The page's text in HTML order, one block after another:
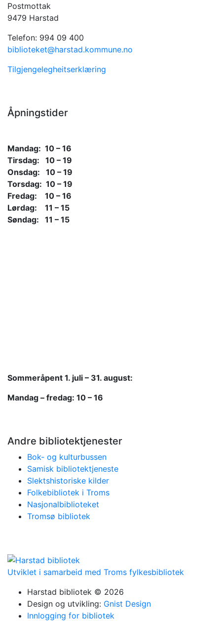
Postmottak
9479 Harstad
Telefon: 994 09 400
biblioteket@harstad.kommune.no
Tilgjengelegheitserklæring
Åpningstider
Mandag: 10 – 16
Tirsdag: 10 – 19
Onsdag: 10 – 19
Torsdag: 10 – 19
Fredag: 10 – 16
Lørdag: 11 – 15
Søndag: 11 – 15
Sommeråpent 1. juli – 31. august:
Mandag – fredag: 10 – 16
Andre bibliotektjenester
Bok- og kulturbussen
Samisk bibliotektjeneste
Slektshistoriske kilder
Folkebibliotek i Troms
Nasjonalbiblioteket
Tromsø bibliotek
Utviklet i samarbeid med Troms fylkesbibliotek
Harstad bibliotek © 2026
Design og utvikling: Gnist Design
Innlogging for bibliotek